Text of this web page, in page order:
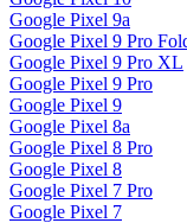
Google Pixel 9a
Google Pixel 9 Pro
Google Pixel 9 Pro XL
Google Pixel 9 Pro
Google Pixel 9
Google Pixel 8a
Google Pixel 8 Pro
Google Pixel 8
Google Pixel 7 Pro
Google Pixel 7